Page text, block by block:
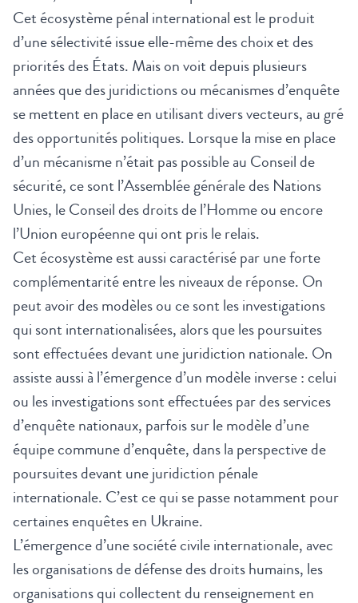
Cet écosystème pénal international est le produit
d’une sélectivité issue elle-même des choix et des
priorités des États. Mais on voit depuis plusieurs
années que des juridictions ou mécanismes d’enquête
se mettent en place en utilisant divers vecteurs, au gré
des opportunités politiques. Lorsque la mise en place
d’un mécanisme n’était pas possible au Conseil de
sécurité, ce sont l’Assemblée générale des Nations
Unies, le Conseil des droits de l’Homme ou encore
l’Union européenne qui ont pris le relais.
Cet écosystème est aussi caractérisé par une forte
complémentarité entre les niveaux de réponse. On
peut avoir des modèles ou ce sont les investigations
qui sont internationalisées, alors que les poursuites
sont effectuées devant une juridiction nationale. On
assiste aussi à l’émergence d’un modèle inverse : celui
ou les investigations sont effectuées par des services
d’enquête nationaux, parfois sur le modèle d’une
équipe commune d’enquête, dans la perspective de
poursuites devant une juridiction pénale
internationale. C’est ce qui se passe notamment pour
certaines enquêtes en Ukraine.
L’émergence d’une société civile internationale, avec
les organisations de défense des droits humains, les
organisations qui collectent du renseignement en